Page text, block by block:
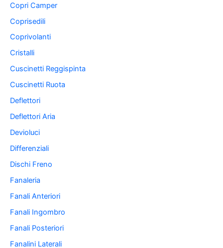
Copri Camper
Coprisedili
Coprivolanti
Cristalli
Cuscinetti Reggispinta
Cuscinetti Ruota
Deflettori
Deflettori Aria
Devioluci
Differenziali
Dischi Freno
Fanaleria
Fanali Anteriori
Fanali Ingombro
Fanali Posteriori
Fanalini Laterali